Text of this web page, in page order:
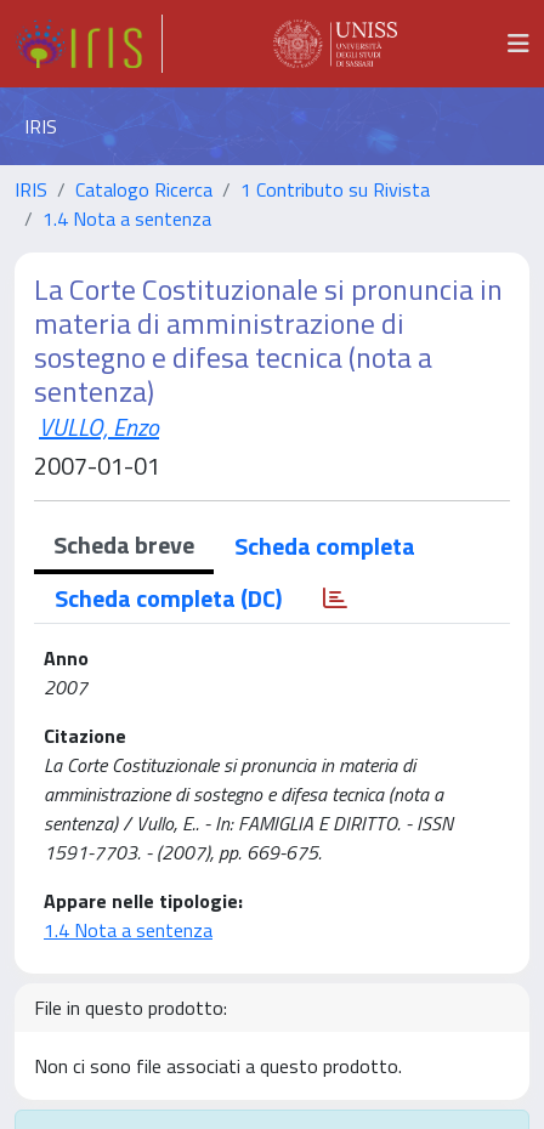
IRIS
IRIS Catalogo Ricerca
1 Contributo su Rivista
1.4 Nota a sentenza
La Corte Costituzionale si pronuncia in
materia di amministrazione di
sostegno e difesa tecnica (nota a
sentenza)
VULLO, Enzo
2007-01-01
Scheda breve
Scheda completa
Scheda completa (DC)
Anno
2007
Citazione
La Corte Costituzionale si pronuncia in materia di
amministrazione di sostegno e difesa tecnica (nota a
sentenza) / Vullo, E.. - In: FAMIGLIA E DIRITTO. - ISSN
1591-7703. - (2007), pp. 669-675.
Appare nelle tipologie:
1.4 Nota a sentenza
File in questo prodotto:
Non ci sono file associati a questo prodotto.